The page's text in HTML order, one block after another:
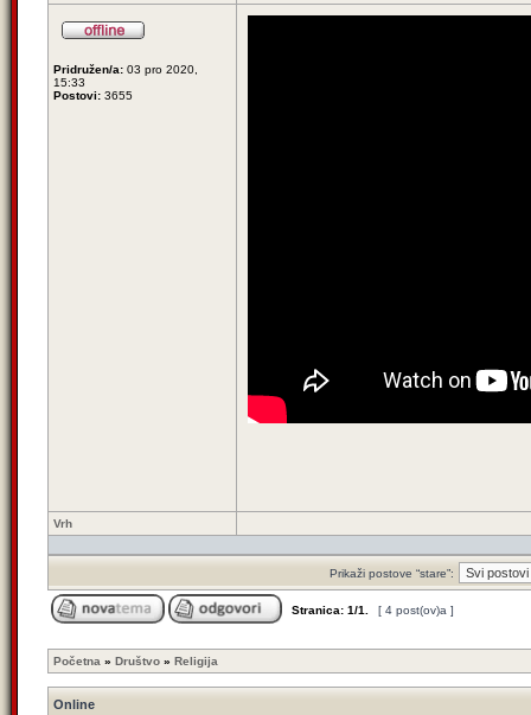
Pridružen/a: 03 pro 2020,
15:33
Postovi: 3655
Vrh
Prikaži postove “stare”:
Stranica: 1/1 [ 4 post(ov)a ]
Početna » Društvo » Religija
Online